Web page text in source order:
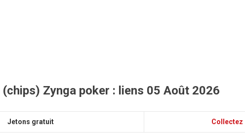
(chips) Zynga poker : liens 05 Août 2026
Jetons gratuit Collectez